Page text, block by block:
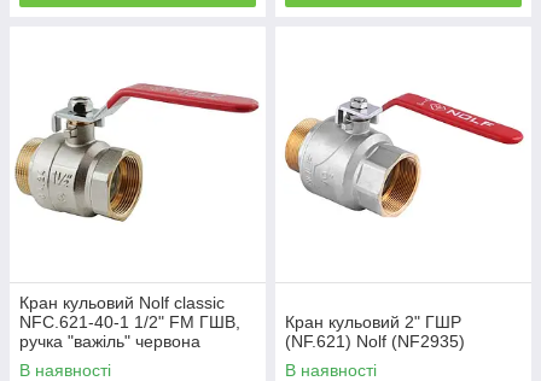
Кран кульовий Nolf classic
NFC.621-40-1 1/2" FM ГШВ,
ручка "важіль" червона
(NF3142)
В наявності
Кран кульовий 2" ГШР
(NF.621) Nolf (NF2935)
В наявності